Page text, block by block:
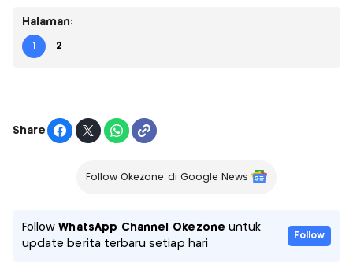
Halaman:
1 2
Share
Follow Okezone di Google News
FollowWhatsApp Channel Okezone untuk
update berita terbaru setiap hari
Follow